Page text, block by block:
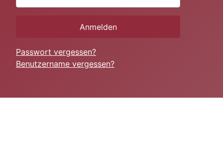
Anmelden
Passwort vergessen?
Benutzername vergessen?